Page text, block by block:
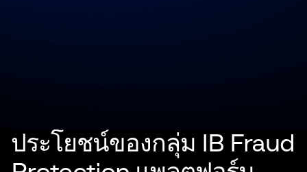
ประโยชน์ของกลุ่ม IB Fraud